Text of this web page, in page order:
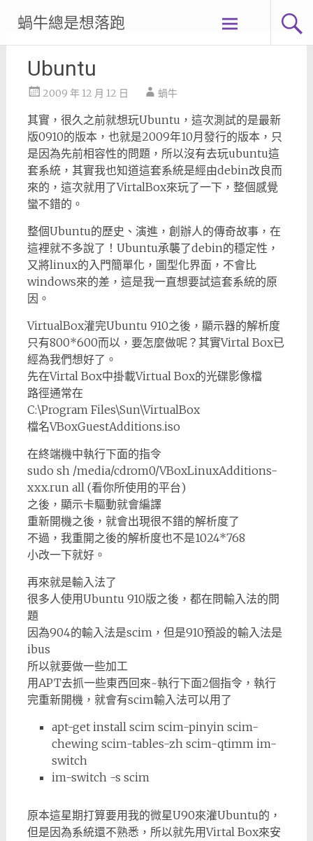
content
蝸牛總是想落跑
Ubuntu
2009 年 12 月 12 日 蝸牛
其實，很久之前就想玩Ubuntu，這次測試的是最新
版0910的版本，也就是2009年10月發行的版本，只
是因為先前相容性的問題，所以沒有去玩ubuntu這
套系統，其實我也知道這套系統是經由debin改良而
來的，這次就用了VirtalBox來玩了一下，整個感覺
蠻不錯的。
整個Ubuntu的歷史、演進，創辦人的傳奇故事，在
這裡就不多說了！Ubuntu承襲了debin的穩定性，
又將linux的入門簡單化，圖型化界面，不會比
windows來的差，這是我一直想要試這套系統的原
因。
VirtualBox灌完Ubuntu 910之後，顯示器的解析度
只有800*600而以，要怎麼做呢？其實Virtal Box已
經為我們想好了。
先在Virtal Box中掛載Virtual Box的光碟影像檔
路徑通常在
C:\Program Files\Sun\VirtualBox
檔名VBoxGuestAdditions.iso
在終端機中執行下面的指令
sudo sh /media/cdrom0/VBoxLinuxAdditions-
xxx.run all (看你所使用的平台)
之後，顯示卡驅動就會編譯
重新開機之後，就會出現很不錯的解析度了
不過，我重開之後的解析度也不是1024*768
小改一下就好。
再來就是輸入法了
很多人使用Ubuntu 910版之後，都在問輸入法的問
題
因為904的輸入法是scim，但是910預設的輸入法是
ibus
所以就要做一些加工
用APT去抓一些東西回來~執行下面2個指令，執行
完重新開機，就會有scim輸入法可以用了
apt-get install scim scim-pinyin scim-
chewing scim-tables-zh scim-qtimm im-
switch
im-switch -s scim
原本這星期打算要用我的微星U90來灌Ubuntu的，
但是因為系統還不熟悉，所以就先用Virtal Box來安